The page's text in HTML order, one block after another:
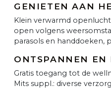
GENIETEN AAN
Klein verwarmd
open volgens
parasols en handdoeken,
ONTSPANNEN EN
Gratis toegang tot de
Mits suppl.: diverse